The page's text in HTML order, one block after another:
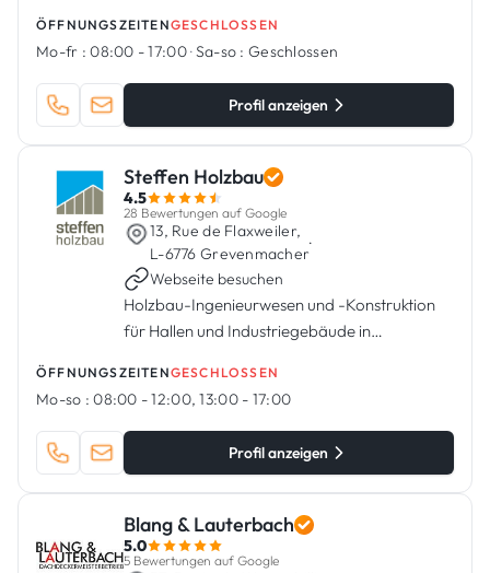
ÖFFNUNGSZEITENGESCHLOSSEN
Mo-fr : 08:00 - 17:00·Sa-so : Geschlossen
Profil anzeigen
Steffen Holzbau
4.5
28 Bewertungen auf Google
13, Rue de Flaxweiler,
L-6776 Grevenmacher
·
Webseite besuchen
Holzbau-Ingenieurwesen und -Konstruktion
für Hallen und Industriegebäude in
ÖFFNUNGSZEITENGESCHLOSSEN
Mo-so : 08:00 - 12:00, 13:00 - 17:00
Profil anzeigen
Blang & Lauterbach
5.0
5 Bewertungen auf Google